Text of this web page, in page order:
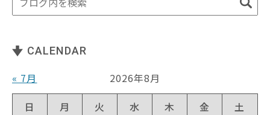
CALENDAR
« 7月
2026年8月
日
月 火 水 木 金
土